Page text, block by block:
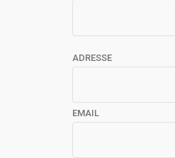
ADRESSE
EMAIL